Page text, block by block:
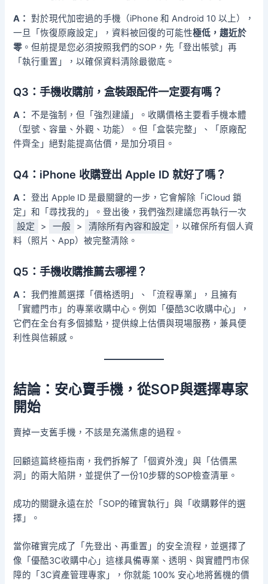
A： 對於現代加密過的手機（iPhone 和 Android 10 以上），
一旦「恢復原廠設定」，資料被回復的可能性極低，趨近於
零 。但前提是您必須按照我們的SOP，先「登出帳號」再
「執行重置」，以確保資料清除最徹底。
Q3：手機收購前，盒裝跟配件一定要有嗎？
A： 不是強制，但「強烈建議」。收購價格主要看手機本體
（型號、容量、外觀、功能）。但「盒裝完整」、「原廠配
件齊全」絕對能提高估價，是加分項目。
Q4：iPhone 收購登出 Apple ID 就好了嗎？
A： 登出 Apple ID 是最關鍵的一步，它會解除「iCloud 鎖
定」和「尋找我的」。登出後，我們強烈建議您再執行一次
設定
> 一般 > 清除所有內容和設定
，以確保所有個人資
料（照片、App）被完整清除。
Q5：手機收購推薦去哪裡？
A： 我們推薦選擇「價格透明」、「流程專業」，且擁有
「實體門市」的專業收購中心。例如「優酷3C收購中心」，
它們在全台有多個據點，提供線上估價與現場服務，兼具便
利性與信賴感。
結論：安心賣手機，從SOP與選擇專家
開始
賣掉一支舊手機，不該是充滿焦慮的過程。
回顧這篇終極指南，我們拆解了「個資外洩」與「估價黑
洞」的兩大陷阱，並提供了一份10步驟的SOP檢查清單。
成功的關鍵永遠在於「SOP的確實執行」與「收購夥伴的選
擇」。
當你確實完成了「先登出、再重置」的安全流程，並選擇了
像「優酷3C收購中心」這樣具備專業、透明、與實體門市保
障的「3C資產管理專家」，你就能 100% 安心地將舊機的價